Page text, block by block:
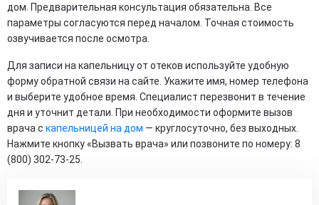
дом. Предварительная консультация обязательна. Все
параметры согласуются перед началом. Точная стоимость
озвучивается после осмотра.
Для записи на капельницу от отеков используйте удобную
форму обратной связи на сайте. Укажите имя, номер телефона
и выберите удобное время. Специалист перезвонит в течение
дня и уточнит детали. При необходимости оформите вызов
врача с капельницей на дом — круглосуточно, без выходных.
Нажмите кнопку «Вызвать врача» или позвоните по номеру: 8
(800) 302-73-25.